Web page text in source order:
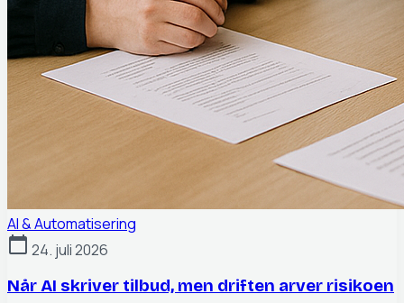
AI & Automatisering
calendar_today 24. juli 2026
Når AI skriver tilbud, men driften arver risikoen